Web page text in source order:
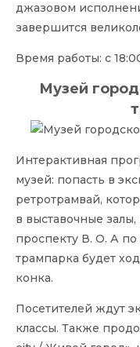
джазовом
завершится
Время работы: с
Музей
Интерактивная
музей: попасть в
ретротрамвай,
в выставочные
проспекту В. О. А по
трампарка будет
конка.
Посетителей ждут
классы. Также